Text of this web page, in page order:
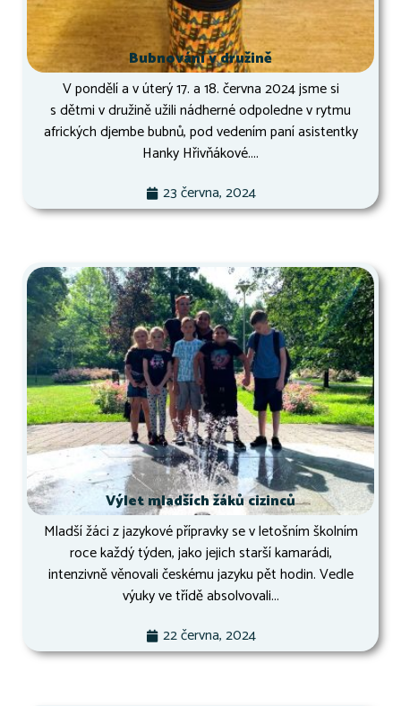
Bubnování v družině
V pondělí a v úterý 17. a 18. června 2024 jsme si
s dětmi v družině užili nádherné odpoledne v rytmu
afrických djembe bubnů, pod vedením paní asistentky
Hanky Hřivňákové....
23 června, 2024
Výlet mladších žáků cizinců
Mladší žáci z jazykové přípravky se v letošním školním
roce každý týden, jako jejich starší kamarádi,
intenzivně věnovali českému jazyku pět hodin. Vedle
výuky ve třídě absolvovali...
22 června, 2024